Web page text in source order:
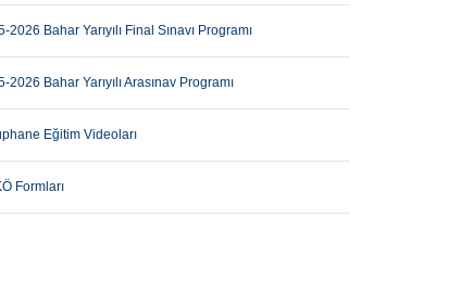
2026 Bahar Yarıyılı Final Sınavı Programı
2026 Bahar Yarıyılı Arasınav Programı
Eğitim Videoları
Formları